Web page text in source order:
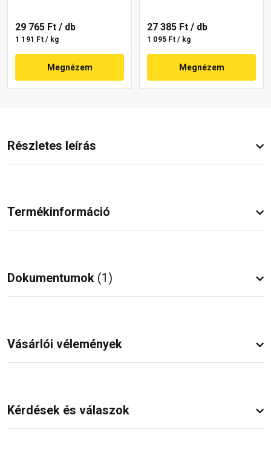
29 765 Ft / db
1 191 Ft / kg
Megnézem
27 385 Ft / db
1 095 Ft / kg
Megnézem
Részletes leírás
Termékinformáció
Dokumentumok (1)
Vásárlói vélemények
Kérdések és válaszok